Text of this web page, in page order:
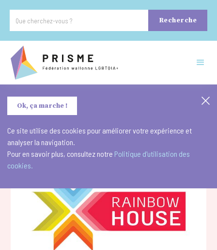
Ce site utilise des cookies pour améliorer votre expérience et
analyser la navigation.
Pour en savoir plus, consultez notre Politique d'utilisation des
cookies.
Ok, ça marche !